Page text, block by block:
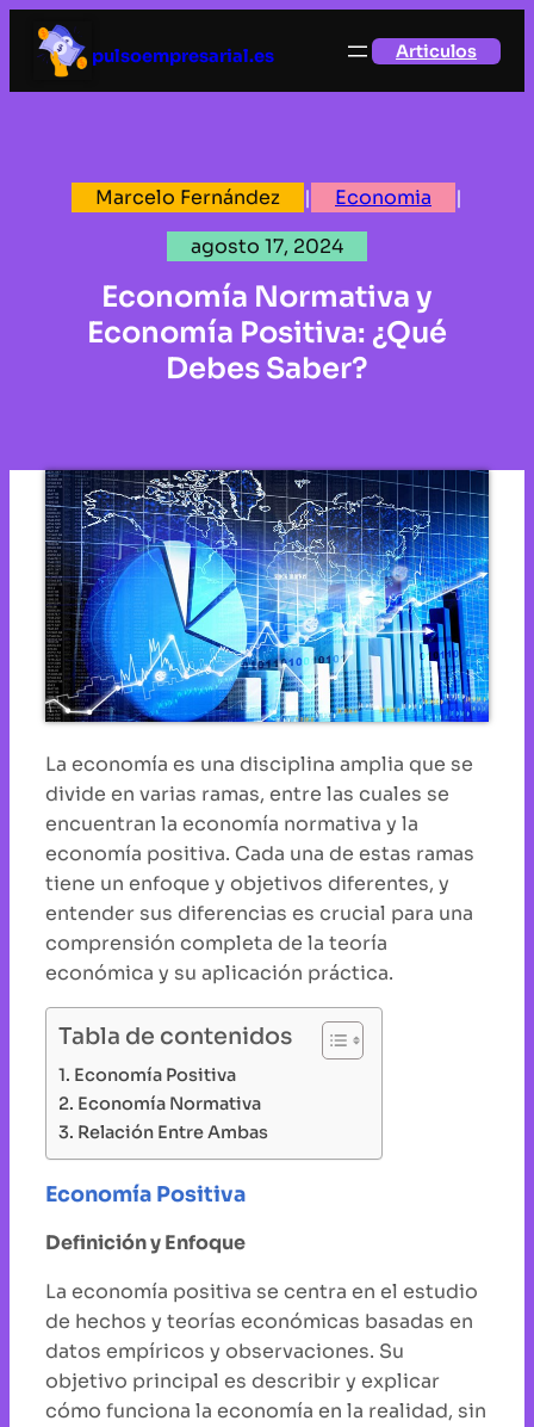
Saltar
contenido
pulsoempresarial.es Articulos
Marcelo Fernández | Economia
|
agosto 17, 2024
Economía Normativa y
Economía Positiva: ¿Qué
Debes Saber?
La economía es una disciplina amplia que se
divide en varias ramas, entre las cuales se
encuentran la economía normativa y la
economía positiva. Cada una de estas ramas
tiene un enfoque y objetivos diferentes, y
entender sus diferencias es crucial para una
comprensión completa de la teoría
económica y su aplicación práctica.
Tabla de contenidos
Economía Positiva
Economía Normativa
Relación Entre Ambas
Economía Positiva
Definición y Enfoque
La economía positiva se centra en el estudio
de hechos y teorías económicas basadas en
datos empíricos y observaciones. Su
objetivo principal es describir y explicar
cómo funciona la economía en la realidad, sin